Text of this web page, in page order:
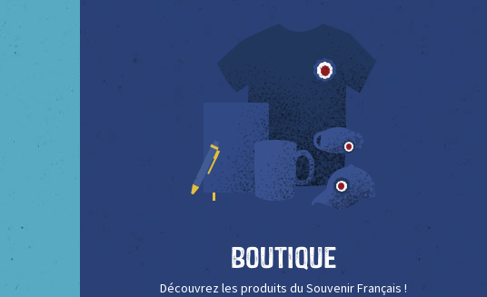
Boutique
Découvrez les produits du Souvenir Français !